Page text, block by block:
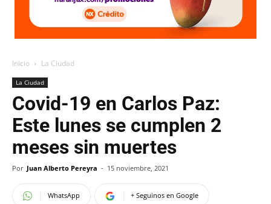
Inicio La Ciudad
La Ciudad
Covid-19 en Carlos Paz:
Este lunes se cumplen 2
meses sin muertes
Por Juan Alberto Pereyra - 15 noviembre, 2021
WhatsApp + Seguinos en Google